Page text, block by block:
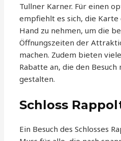
Tullner Karner. Für einen
empfiehlt es sich, die
Hand zu nehmen, um die
Öffnungszeiten der
machen. Zudem bieten
Rabatte an, die den
gestalten.
Schloss
Ein Besuch des Schlosses